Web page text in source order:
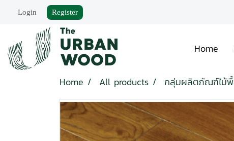
Login Register
Home
Home All products กลุ่มผลิตภัณฑ์ไม้